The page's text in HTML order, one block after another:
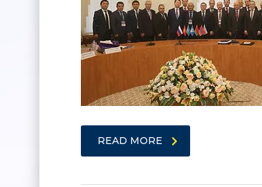
READ MORE